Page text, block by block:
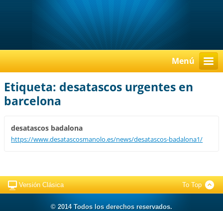
Menú
Etiqueta: desatascos urgentes en
barcelona
desatascos badalona
https://www.desatascosmanolo.es/news/desatascos-badalona1/
Versión Clásica To Top
© 2014 Todos los derechos reservados.